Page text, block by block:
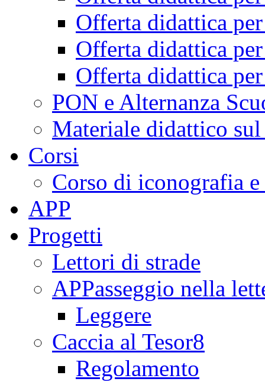
Offerta didattica
Offerta didattica
Offerta didattica
PON e Alternanza
Materiale didattico
Corsi
Corso di iconografia
APP
Progetti
Lettori di strade
APPasseggio nella
Leggere
Caccia al Tesor8
Regolamento